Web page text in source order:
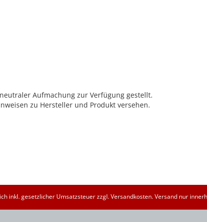
Aufmachung zur Verfügung gestellt.
zu Hersteller und Produkt versehen.
inkl. gesetzlicher Umsatzsteuer zzgl. Versandkosten. Versand nur